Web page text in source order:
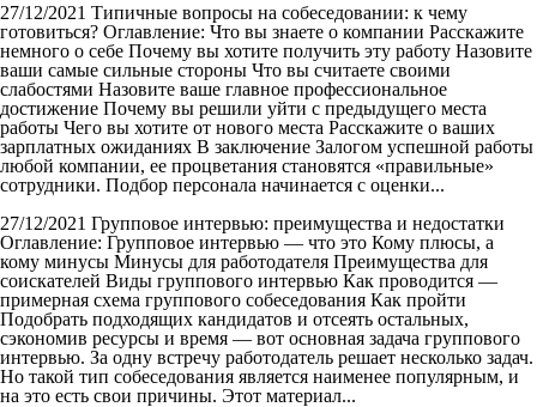
27/12/2021 Типичные вопросы на собеседовании: к чему
готовиться? Оглавление: Что вы знаете о компании Расскажите
немного о себе Почему вы хотите получить эту работу Назовите
ваши самые сильные стороны Что вы считаете своими
слабостями Назовите ваше главное профессиональное
достижение Почему вы решили уйти с предыдущего места
работы Чего вы хотите от нового места Расскажите о ваших
зарплатных ожиданиях В заключение Залогом успешной работы
любой компании, ее процветания становятся «правильные»
сотрудники. Подбор персонала начинается с оценки...
27/12/2021 Групповое интервью: преимущества и недостатки
Оглавление: Групповое интервью — что это Кому плюсы, а
кому минусы Минусы для работодателя Преимущества для
соискателей Виды группового интервью Как проводится —
примерная схема группового собеседования Как пройти
Подобрать подходящих кандидатов и отсеять остальных,
сэкономив ресурсы и время — вот основная задача группового
интервью. За одну встречу работодатель решает несколько задач.
Но такой тип собеседования является наименее популярным, и
на это есть свои причины. Этот материал...